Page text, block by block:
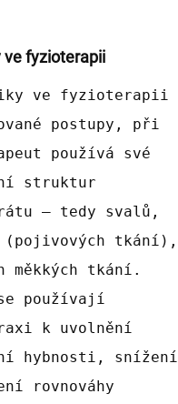
ve fyzioterapii
ve fyzioterapii
postupy, při
používá své
struktur
– tedy svalů,
tkání),
měkkých tkání.
používají
k uvolnění
hybnosti, snížení
rovnováhy